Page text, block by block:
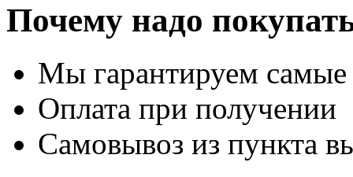
Почему надо
Мы гарантируем
Оплата при получении
Самовывоз из пункта